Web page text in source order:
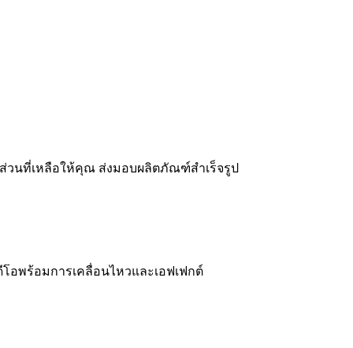
ส่วนที่เหลือให้คุณ ส่งมอบผลิตภัณฑ์สำเร็จรูป
อพร้อมการเคลื่อนไหวและเอฟเฟกต์